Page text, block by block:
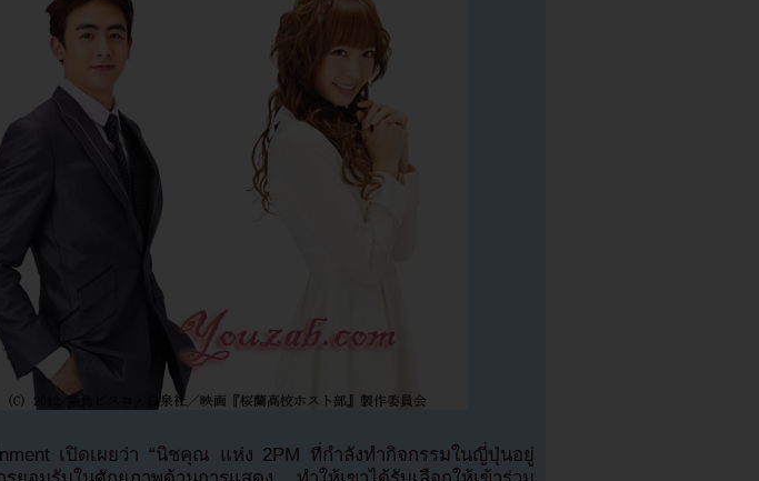
เปิดเผยว่า “นิชคุณ แห่ง 2PM ที่กำลังทำกิจกรรมในญี่ปุ่นอยู่